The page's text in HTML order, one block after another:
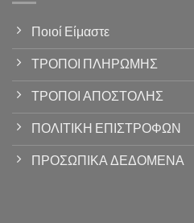
Ποιοί Είμαστε
ΤΡΟΠΟΙ ΠΛΗΡΩΜΗΣ
ΤΡΟΠΟΙ ΑΠΟΣΤΟΛΗΣ
ΠΟΛΙΤΙΚΗ ΕΠΙΣΤΡΟΦΩΝ
ΠΡΟΣΩΠΙΚΑ ΔΕΔΟΜΕΝΑ